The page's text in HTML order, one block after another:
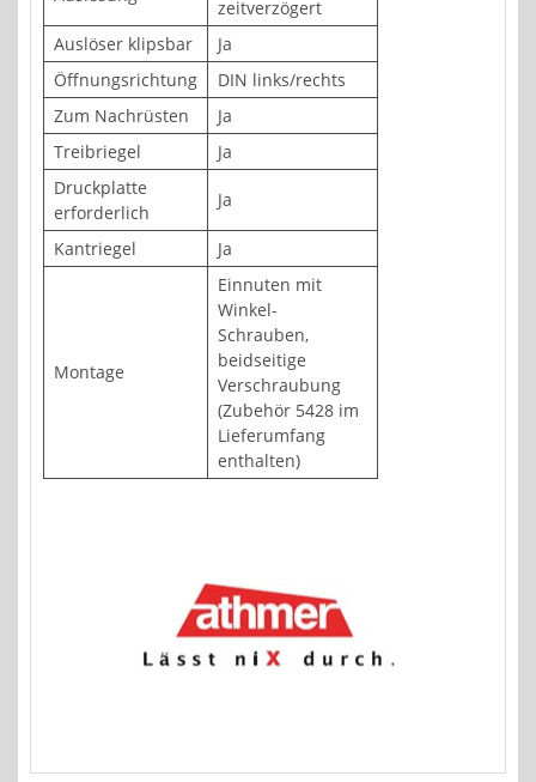
zeitverzögert
Auslöser klipsbar
Ja
Öffnungsrichtung
DIN links/rechts
Zum Nachrüsten
Ja
Treibriegel
Ja
Druckplatte
erforderlich
Ja
Kantriegel Ja
Montage
Einnuten mit
Winkel-
Schrauben,
beidseitige
Verschraubung
(Zubehör 5428 im
Lieferumfang
enthalten)